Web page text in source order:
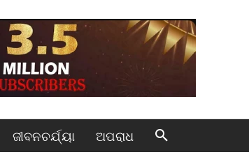
ଜୀବନଚର୍ଯ୍ୟା ଅପରାଧ